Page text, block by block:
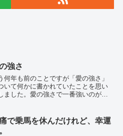
強さ
何年も前のことですが「愛の強さ」
いて何かに書かれていたことを思い
ました。愛の強さで一番強いのが犬
とします。次に強い愛が親子の愛な
そうです。親の愛に子...
で乗馬を休んだけれど、幸運